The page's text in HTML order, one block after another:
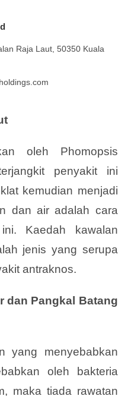
Raja Laut, 50350 Kuala
oleh Phomopsis
penyakit ini
kemudian menjadi
dan air adalah cara
Kaedah kawalan
jenis yang serupa
antraknos.
dan Pangkal Batang
yang menyebabkan
oleh bakteria
maka tiada rawatan